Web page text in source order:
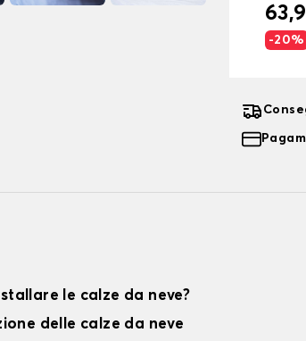
-20%
le calze da neve?
delle calze da neve